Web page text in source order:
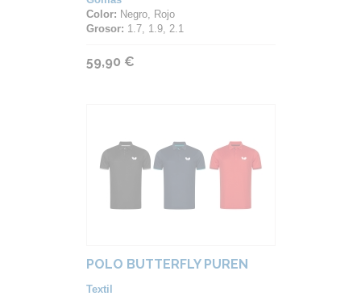
Color: Negro, Rojo
Grosor: 1.7, 1.9, 2.1
59,90 €
POLO BUTTERFLY PUREN
Textil